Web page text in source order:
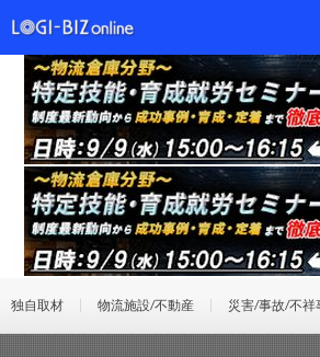
独自取材 物流施設/不動産 災害/事故/不祥